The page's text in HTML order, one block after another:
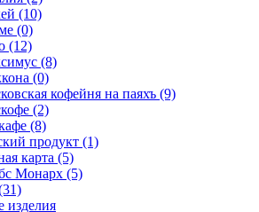
(10)
(0)
(12)
(8)
(0)
кофейня на паяхъ (9)
(2)
(8)
продукт (1)
карта (5)
Монарх (5)